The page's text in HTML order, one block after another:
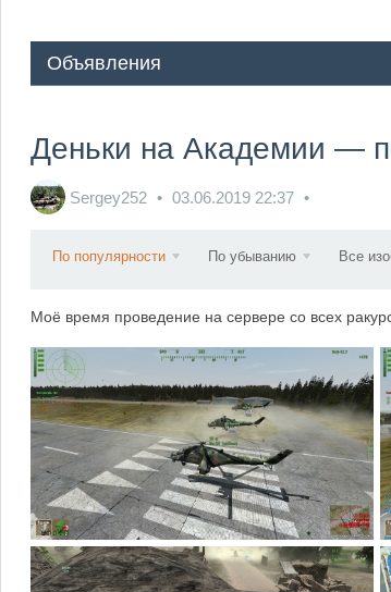
Объявления
Деньки на Академии —
Sergey252 03.06.2019 22:37
По популярности По убыванию Все
Моё время проведение на сервере со всех